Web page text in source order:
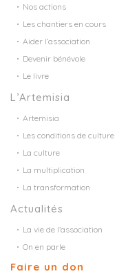
Nos actions
Les chantiers en cours
Aider l’association
Devenir bénévole
Le livre
L’Artemisia
Artemisia
Les conditions de culture
La culture
La multiplication
La transformation
Actualités
La vie de l’association
On en parle
Faire un don